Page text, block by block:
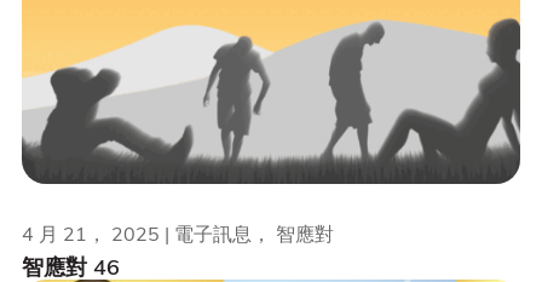
智應對 46
4 月 21， 2025 | 電子訊息， 智應對